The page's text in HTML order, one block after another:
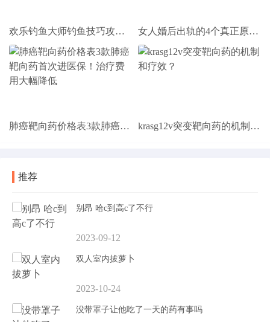
欢乐钓鱼大师钓鱼技巧攻略大全 女人婚后出轨的4个真正原因分析
肺癌靶向药价格表3款肺癌靶向药首次进医保！治疗费用大幅降低 krasg12v突变靶向药的机制和疗效？
推荐
别昂 哈c到高c了不行
2023-09-12
双人室内拔萝卜
2023-10-24
没带罩子让他吃了一天的药有事吗